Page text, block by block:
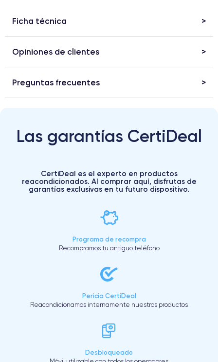
Ficha técnica
Opiniones de clientes
Preguntas frecuentes
Las garantías CertiDeal
CertiDeal es el experto en productos
reacondicionados. Al comprar aquí, disfrutas de
garantías exclusivas en tu futuro dispositivo.
Programa de recompra
Recompramos tu antiguo teléfono
Pericia CertiDeal
Reacondicionamos internamente nuestros productos
Desbloqueado